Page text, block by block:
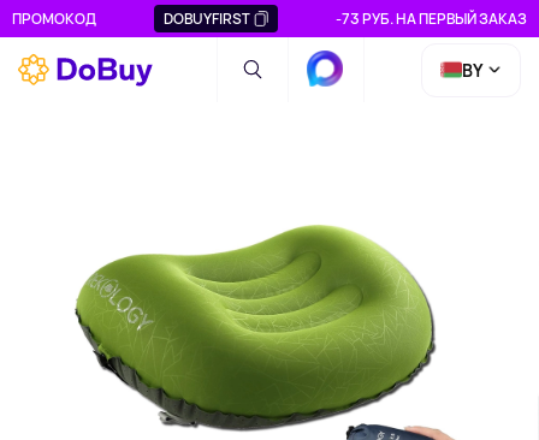
ПРОМОКОД DOBUYFIRST -73 РУБ. НА ПЕРВЫЙ ЗАКАЗ
BY